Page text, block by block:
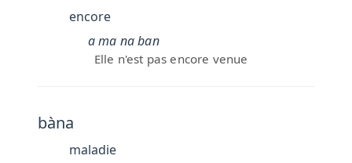
encore
a ma na ban
Elle n'est pas encore venue
bàna
maladie